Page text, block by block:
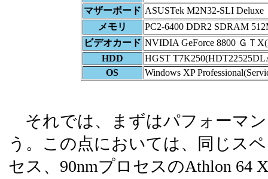
マザーボード ASUSTek M2N32-SLI Deluxe
メモリ
PC2-6400 DDR2 SDRAM
ビデオカード NVIDIA GeForce 8800 ＧＴ
HDD
HGST
OS
Windows XP
それでは、まずはパフォーマ
う。この点においては、同じス
セス、90nmプロセスのAthlon 64